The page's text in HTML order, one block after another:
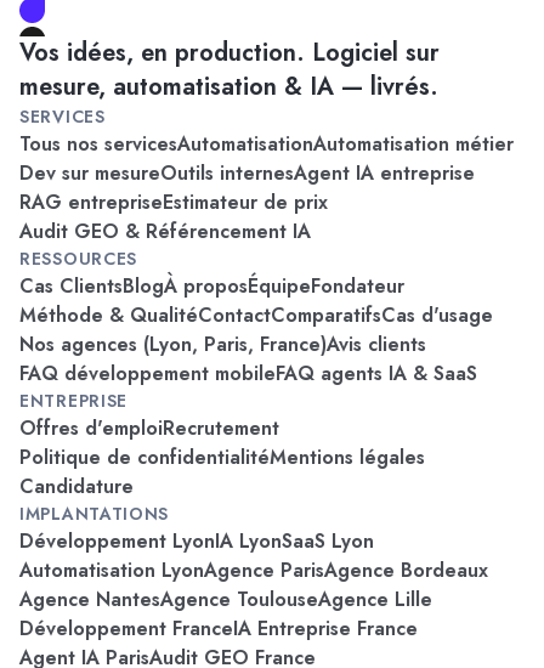
Vos idées, en production. Logiciel sur
mesure, automatisation & IA — livrés.
SERVICES
Tous nos servicesAutomatisationAutomatisation métier
Dev sur mesureOutils internesAgent IA entreprise
RAG entrepriseEstimateur de prix
Audit GEO & Référencement IA
RESSOURCES
Cas ClientsBlogÀ proposÉquipeFondateur
Méthode & QualitéContactComparatifsCas d'usage
Nos agences (Lyon, Paris, France)Avis clients
FAQ développement mobileFAQ agents IA & SaaS
ENTREPRISE
Offres d'emploiRecrutement
Politique de confidentialitéMentions légales
Candidature
IMPLANTATIONS
Développement LyonIA LyonSaaS Lyon
Automatisation LyonAgence ParisAgence Bordeaux
Agence NantesAgence ToulouseAgence Lille
Développement FranceIA Entreprise France
Agent IA ParisAudit GEO France